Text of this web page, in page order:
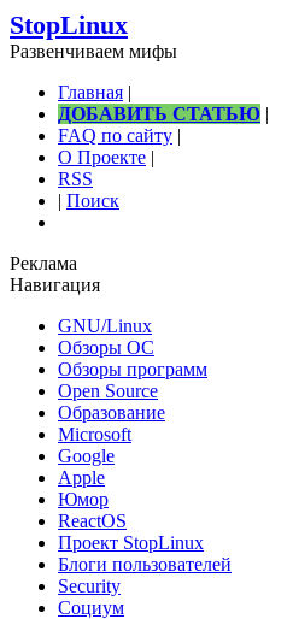
StopLinux
Развенчиваем мифы
Главная |
ДОБАВИТЬ СТАТЬЮ |
FAQ по сайту |
О Проекте |
RSS
| Поиск
Реклама
Навигация
GNU/Linux
Обзоры ОС
Обзоры программ
Open Source
Образование
Microsoft
Google
Apple
Юмор
ReactOS
Проект StopLinux
Блоги пользователей
Security
Социум